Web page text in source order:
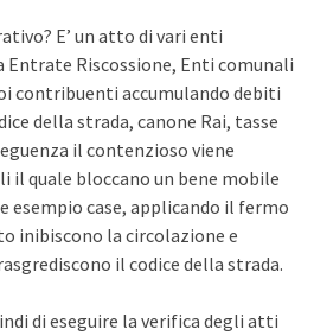
E’ un atto di vari enti
Riscossione, Enti comunali
contribuenti accumulando debiti
della strada, canone Rai, tasse
il contenzioso viene
quale bloccano un bene mobile
esempio case, applicando il fermo
inibiscono la circolazione e
il codice della strada.
di eseguire la verifica degli atti